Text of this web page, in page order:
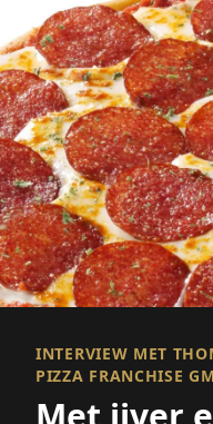
INTERVIEW MET
PIZZA FRANCHISE